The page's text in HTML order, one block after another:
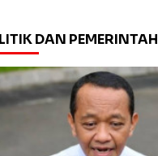
DAN